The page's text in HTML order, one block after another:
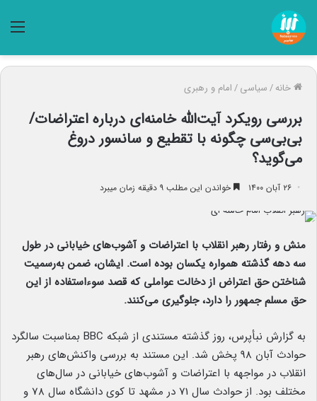
خانه/سیاسی/امام و رهبری
بررسی رویکرد آیت‌الله خامنه‌ای درباره اعتراضات/
بی‌بی‌سی چگونه با تقطیع و سانسور دروغ
می‌گوید؟
۲۶ آبان ۱۴۰۰ خواندن این مطلب ۹ دقیقه زمان میبرد
منش و رفتار رهبر انقلاب با اعتراضات و آشوب‌های خیابانی در طول
سه دهه گذشته همواره یکسان بوده است. ایشان، ضمن به‌رسمیت
شناختن حق اعتراض از دخالت عواملی که قصد سوءاستفاده از این
حق مسلم جمهور را دارد، جلوگیری می‌کنند.
به گزارش نبأپرس، روز گذشته مستندی از شبکه BBC بمناسبت سالگرد
حوادث آبان 98 پخش شد. این مستند به بررسی واکنش‌های رهبر
انقلاب در مواجهه با اعتراضات و آشوب‌های خیابانی در سال‌های
مختلف بود. از حوادث سال 71 در مشهد تا کوی دانشگاه سال 78 و